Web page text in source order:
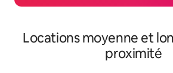
Locations moyenne et
proximité